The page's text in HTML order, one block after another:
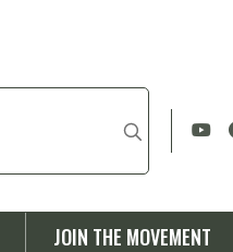
JOIN THE MOVEMENT